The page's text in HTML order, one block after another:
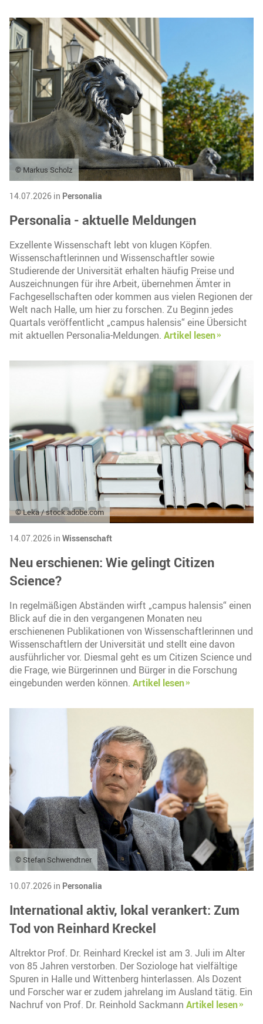
© Markus Scholz
14.07.2026 in Personalia
Personalia - aktuelle Meldungen
Exzellente Wissenschaft lebt von klugen Köpfen.
Wissenschaftlerinnen und Wissenschaftler sowie
Studierende der Universität erhalten häufig Preise und
Auszeichnungen für ihre Arbeit, übernehmen Ämter in
Fachgesellschaften oder kommen aus vielen Regionen der
Welt nach Halle, um hier zu forschen. Zu Beginn jedes
Quartals veröffentlicht „campus halensis“ eine Übersicht
mit aktuellen Personalia-Meldungen. Artikel lesen
© Leka / stock.adobe.com
14.07.2026 in Wissenschaft
Neu erschienen: Wie gelingt Citizen
Science?
In regelmäßigen Abständen wirft „campus halensis“ einen
Blick auf die in den vergangenen Monaten neu
erschienenen Publikationen von Wissenschaftlerinnen und
Wissenschaftlern der Universität und stellt eine davon
ausführlicher vor. Diesmal geht es um Citizen Science und
die Frage, wie Bürgerinnen und Bürger in die Forschung
eingebunden werden können. Artikel lesen
© Stefan Schwendtner
10.07.2026 in Personalia
International aktiv, lokal verankert: Zum
Tod von Reinhard Kreckel
Altrektor Prof. Dr. Reinhard Kreckel ist am 3. Juli im Alter
von 85 Jahren verstorben. Der Soziologe hat vielfältige
Spuren in Halle und Wittenberg hinterlassen. Als Dozent
und Forscher war er zudem jahrelang im Ausland tätig. Ein
Nachruf von Prof. Dr. Reinhold Sackmann Artikel lesen